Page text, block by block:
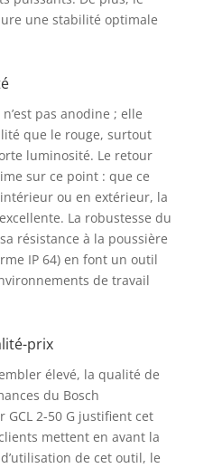
des résultats précis,
pour les points
d’aplomb. MISE À
L’APLOMB DE
MONTANTS : cet
instrument s’utilise
également pour la
mise à l’aplomb des
montants des cloisons
sèches avec le support
RM 10, qu’il suffit de
positionner au-dessus
AVEC: Niveau laser
GCL 2-50 G, 4x piles
AA, support RM 10,
trépied BT 150, cible
laser et housse
une stabilité optimale
pas anodine ; elle
que le rouge, surtout
luminosité. Le retour
sur ce point : que ce
ou en extérieur, la
La robustesse du
résistance à la poussière
IP 64) en font un outil
de travail
prix
élevé, la qualité de
du Bosch
GCL 2-50 G justifient cet
mettent en avant la
de cet outil, le